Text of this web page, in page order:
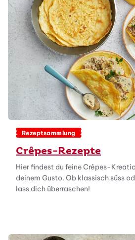
Rezeptsammlung
Crêpes-Rezepte
Hier findest du feine Crêpes-
deinem Gusto. Ob klassisch süss
lass dich überraschen!